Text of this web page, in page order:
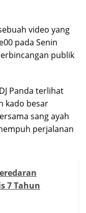
video yang
pada Senin
publik
Panda terlihat
kado besar
sang ayah
perjalanan
7 Tahun